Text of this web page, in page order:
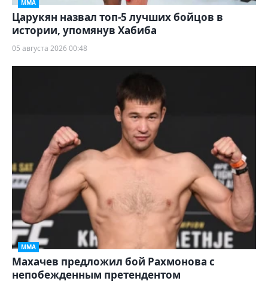
ММА
Царукян назвал топ-5 лучших бойцов в
истории, упомянув Хабиба
05 августа 2026 00:48
ММА
Махачев предложил бой Рахмонова с
непобежденным претендентом